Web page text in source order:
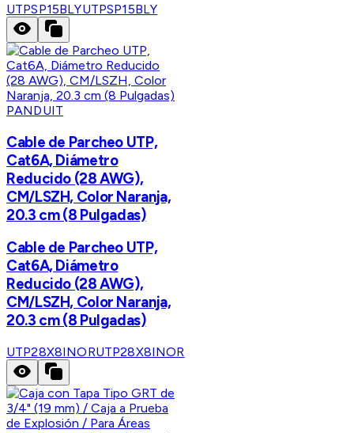
UTPSP15BLYUTPSP15BLY
PANDUIT
Cable de Parcheo UTP,
Cat6A, Diámetro
Reducido (28 AWG),
CM/LSZH, Color Naranja,
20.3 cm (8 Pulgadas)
Cable de Parcheo UTP,
Cat6A, Diámetro
Reducido (28 AWG),
CM/LSZH, Color Naranja,
20.3 cm (8 Pulgadas)
UTP28X8INORUTP28X8INOR